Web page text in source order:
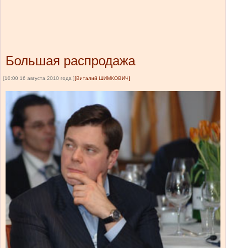
Большая распродажа
[10:00 16 августа 2010 года ] [Виталий ШИМКОВИЧ]